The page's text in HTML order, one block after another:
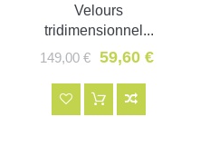
Velours
tridimensionnel...
149,00 €
59,60 €